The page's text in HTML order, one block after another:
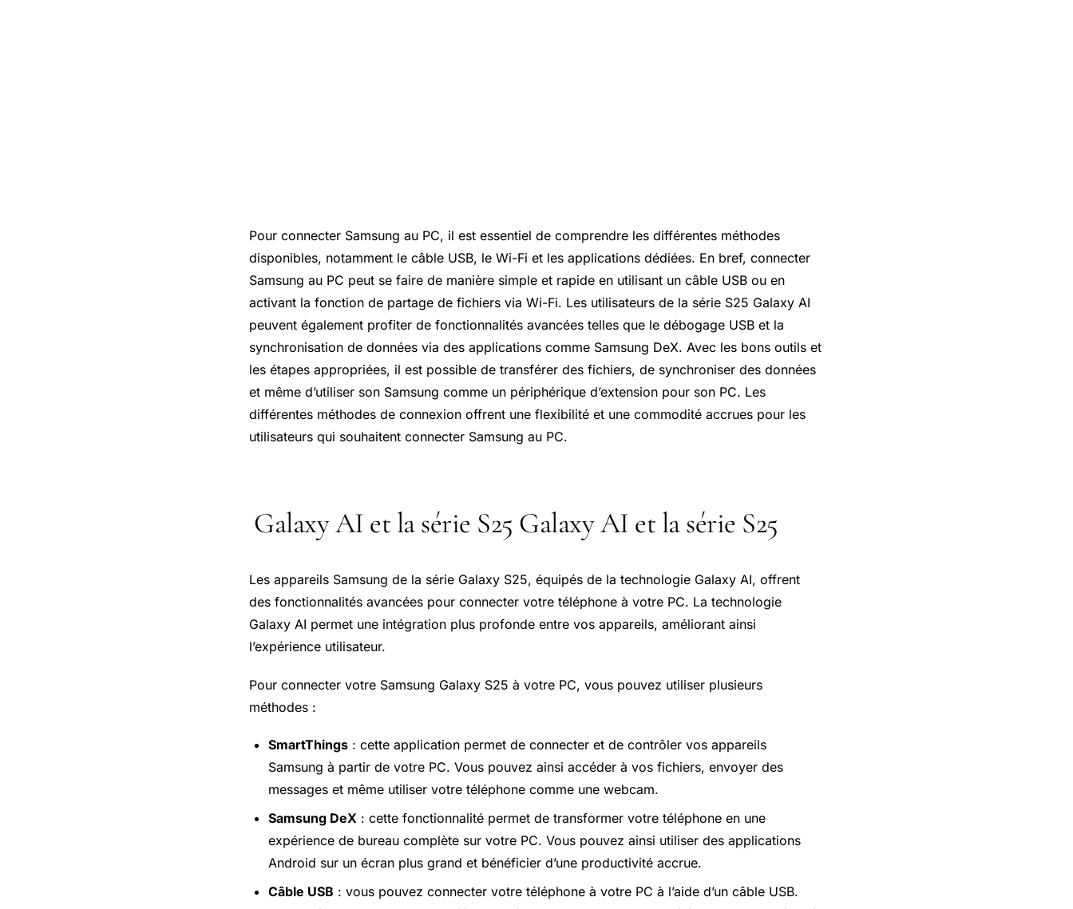
Pour connecter Samsung au PC, il est essentiel de comprendre les différentes méthodes
disponibles, notamment le câble USB, le Wi-Fi et les applications dédiées. En bref, connecter
Samsung au PC peut se faire de manière simple et rapide en utilisant un câble USB ou en
activant la fonction de partage de fichiers via Wi-Fi. Les utilisateurs de la série S25 Galaxy AI
peuvent également profiter de fonctionnalités avancées telles que le débogage USB et la
synchronisation de données via des applications comme Samsung DeX. Avec les bons outils et
les étapes appropriées, il est possible de transférer des fichiers, de synchroniser des données
et même d’utiliser son Samsung comme un périphérique d’extension pour son PC. Les
différentes méthodes de connexion offrent une flexibilité et une commodité accrues pour les
utilisateurs qui souhaitent connecter Samsung au PC.
Galaxy AI et la série S25 Galaxy AI et la série S25
Les appareils Samsung de la série Galaxy S25, équipés de la technologie Galaxy AI, offrent
des fonctionnalités avancées pour connecter votre téléphone à votre PC. La technologie
Galaxy AI permet une intégration plus profonde entre vos appareils, améliorant ainsi
l’expérience utilisateur.
Pour connecter votre Samsung Galaxy S25 à votre PC, vous pouvez utiliser plusieurs
méthodes :
SmartThings : cette application permet de connecter et de contrôler vos appareils
Samsung à partir de votre PC. Vous pouvez ainsi accéder à vos fichiers, envoyer des
messages et même utiliser votre téléphone comme une webcam.
Samsung DeX : cette fonctionnalité permet de transformer votre téléphone en une
expérience de bureau complète sur votre PC. Vous pouvez ainsi utiliser des applications
Android sur un écran plus grand et bénéficier d’une productivité accrue.
Câble USB : vous pouvez connecter votre téléphone à votre PC à l’aide d’un câble USB.